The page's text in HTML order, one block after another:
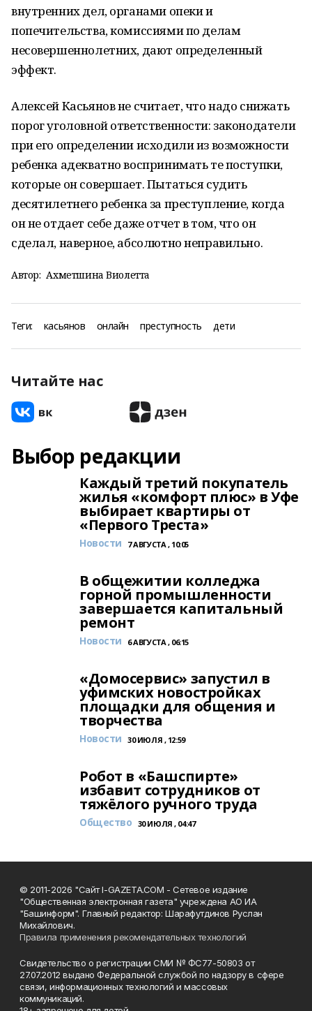
внутренних дел, органами опеки и
попечительства, комиссиями по делам
несовершеннолетних, дают определенный
эффект.
Алексей Касьянов не считает, что надо снижать
порог уголовной ответственности: законодатели
при его определении исходили из возможности
ребенка адекватно воспринимать те поступки,
которые он совершает. Пытаться судить
десятилетнего ребенка за преступление, когда
он не отдает себе даже отчет в том, что он
сделал, наверное, абсолютно неправильно.
Автор: Ахметшина Виолетта
Теги: касьянов онлайн преступность дети
Читайте нас
Выбор редакции
Каждый третий покупатель
жилья «комфорт плюс» в Уфе
выбирает квартиры от
«Первого Треста»
Новости 7 АВГУСТА , 10:05
В общежитии колледжа
горной промышленности
завершается капитальный
ремонт
Новости 6 АВГУСТА , 06:15
«Домосервис» запустил в
уфимских новостройках
площадки для общения и
творчества
Новости 30 ИЮЛЯ , 12:59
Робот в «Башспирте»
избавит сотрудников от
тяжёлого ручного труда
Общество 30 ИЮЛЯ , 04:47
© 2011-2026 "Сайт I-GAZETA.COM - Сетевое издание
"Общественная электронная газета" учреждена АО ИА
"Башинформ". Главный редактор: Шарафутдинов Руслан
Михайлович.
Правила применения рекомендательных технологий
Свидетельство о регистрации СМИ № ФС77-50803 от
27.07.2012 выдано Федеральной службой по надзору в сфере
связи, информационных технологий и массовых
коммуникаций.